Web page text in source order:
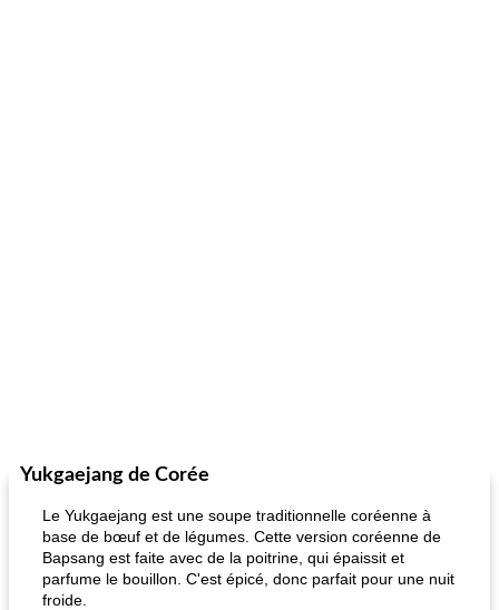
Yukgaejang de Corée
Le Yukgaejang est une soupe traditionnelle coréenne à
base de bœuf et de légumes. Cette version coréenne de
Bapsang est faite avec de la poitrine, qui épaissit et
parfume le bouillon. C'est épicé, donc parfait pour une nuit
froide.